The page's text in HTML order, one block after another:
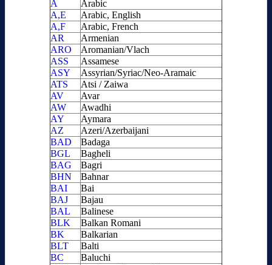
A
Arabic
A,E
Arabic, English
A,F
Arabic, French
AR
Armenian
ARO
Aromanian/Vlach
ASS
Assamese
ASY
Assyrian/Syriac/Neo-Aramaic
ATS
Atsi / Zaiwa
AV
Avar
AW
Awadhi
AY
Aymara
AZ
Azeri/Azerbaijani
BAD
Badaga
BGL
Bagheli
BAG
Bagri
BHN
Bahnar
BAI
Bai
BAJ
Bajau
BAL
Balinese
BLK
Balkan Romani
BK
Balkarian
BLT
Balti
BC
Baluchi